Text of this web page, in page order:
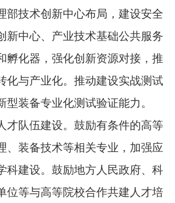
牵引。建设专业交流和供需
管理展览会、中国安全应急
备“区域行”活动等，鼓励各
专业赛道，创新产研对接、
场景创新推动新技术、新装
引领供给、供给创造需求的
生态。凝聚科研院所、高等
势社会资源，加强“政产学研
推动国有资本和民营资本向应